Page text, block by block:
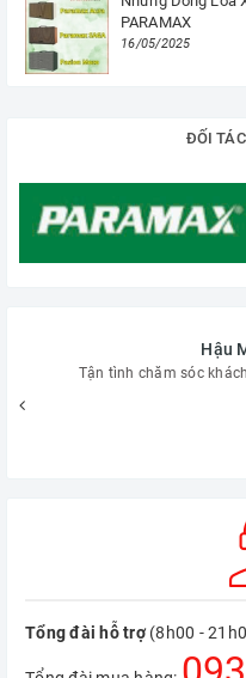
PARAMAX
16/05/2025
ĐỐI
Hậu
Tận tình chăm sóc
Tổng đài hỗ trợ(8h00 -